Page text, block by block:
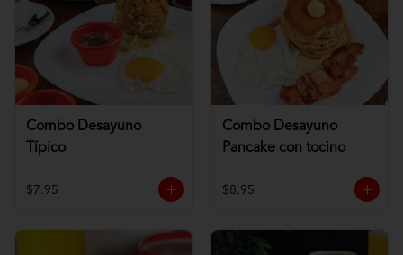
Combo Desayuno
Típico
$7.95
Combo Desayuno
Pancake con tocino
$8.95